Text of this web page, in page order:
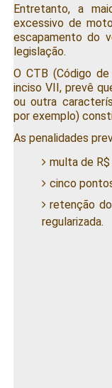
Entretanto, a
excessivo de
escapamento do
legislação.
O CTB (Código
inciso VII, prevê
ou outra
por exemplo)
As penalidades
multa de R$
cinco
retenção
regularizada.